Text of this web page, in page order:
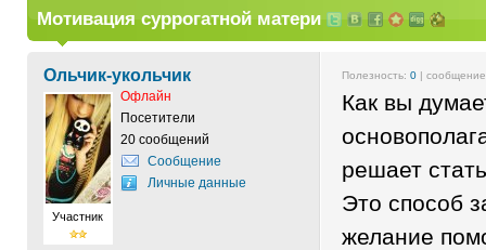
Мотивация суррогатной матери
Ольчик-укольчик
Участник
Офлайн
Посетители
20 сообщений
Сообщение
Личные данные
Полезность: 0 |
Как вы
решает
Это способ
желание